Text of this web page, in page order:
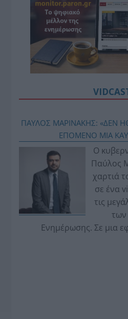
ΠΑΥΛΟΣ ΜΑΡΙΝΑΚΗΣ: «ΔΕΝ
ΕΠΟΜΕΝΟ ΜΙΑ
Ο
Παύλος
χαρτιά
σε ένα
τις
Ενημέρωσης. Σε μια